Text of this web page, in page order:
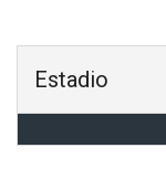
Estadio